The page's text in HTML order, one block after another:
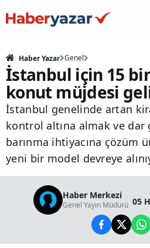
Haber Yazar Genel
İstanbul için 15
konut müjdesi
İstanbul genelinde artan
kontrol altına almak ve dar
barınma ihtiyacına çözüm
yeni bir model devreye
Haber Merkezi
Genel Yayın Müdürü 05